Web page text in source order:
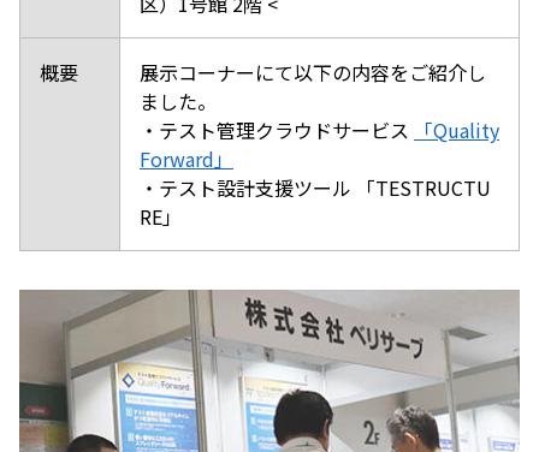
概要
展示コーナーにて以下の内容をご紹介し
ました。
・テスト管理クラウドサービス
「Quality
Forward」
・テスト設計支援ツール 「TESTRUCTU
RE」